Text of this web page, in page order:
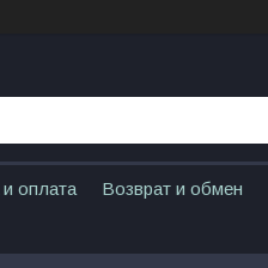
и оплата Возврат и обмен